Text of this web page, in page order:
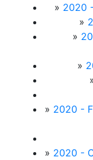
» 2020
»
»
»
» 2020 -
» 2020 -